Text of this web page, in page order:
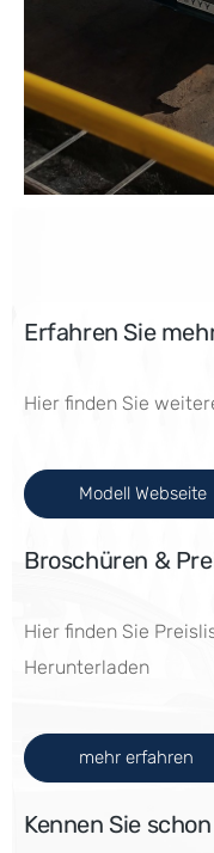
Erfahren Sie
Hier finden Sie
Modell Webseite
Broschüren &
Hier finden Sie
Herunterladen
mehr erfahren
Kennen Sie